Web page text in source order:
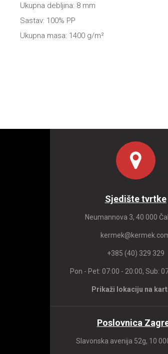
Ukupna debljina: 8 mm
Sastav: 100% PP
Ukupna masa: 1400 g/m²
Sjedište tvrtke
Neumannova 3, 40 000
+385 (40) 329 329
Pon - Pet: 07:00 - 20:00, Sub:
Prikaži lokaciju na
Poslovnica
Slavonska avenija 52g, 10